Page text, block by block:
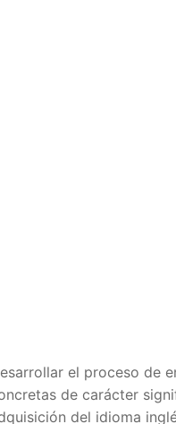
el proceso de
de carácter
del idioma